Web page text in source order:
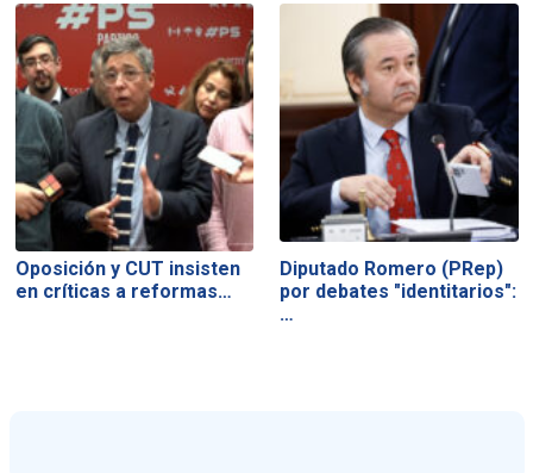
Oposición y CUT insisten
en críticas a reformas…
Diputado Romero (PRep)
por debates "identitarios":
…